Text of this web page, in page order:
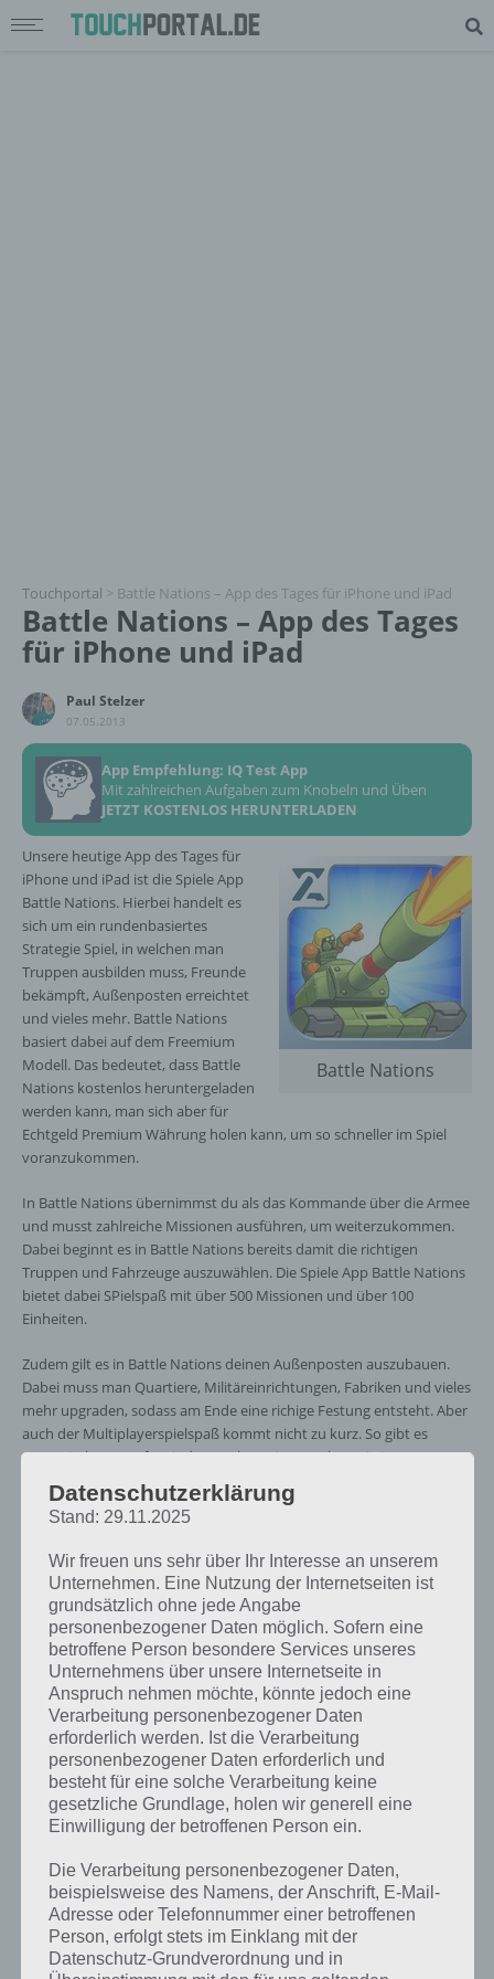
Touchportal > Battle Nations – App des Tages für iPhone und iPad
Battle Nations – App des Tages
für iPhone und iPad
Paul Stelzer
07.05.2013
App Empfehlung: IQ Test App
Mit zahlreichen Aufgaben zum Knobeln und Üben
JETZT KOSTENLOS HERUNTERLADEN
Battle Nations
Unsere heutige App des Tages für
iPhone und iPad ist die Spiele App
Battle Nations. Hierbei handelt es
sich um ein rundenbasiertes
Strategie Spiel, in welchen man
Truppen ausbilden muss, Freunde
bekämpft, Außenposten erreichtet
und vieles mehr. Battle Nations
basiert dabei auf dem Freemium
Modell. Das bedeutet, dass Battle
Nations kostenlos heruntergeladen
werden kann, man sich aber für
Echtgeld Premium Währung holen kann, um so schneller im Spiel
voranzukommen.
In Battle Nations übernimmst du als das Kommande über die Armee
und musst zahlreiche Missionen ausführen, um weiterzukommen.
Dabei beginnt es in Battle Nations bereits damit die richtigen
Truppen und Fahrzeuge auszuwählen. Die Spiele App Battle Nations
bietet dabei SPielspaß mit über 500 Missionen und über 100
Einheiten.
Zudem gilt es in Battle Nations deinen Außenposten auszubauen.
Dabei muss man Quartiere, Militäreinrichtungen, Fabriken und vieles
mehr upgraden, sodass am Ende eine richige Festung entsteht. Aber
auch der Multiplayerspielspaß kommt nicht zu kurz. So gibt es
strategische Kämpfe mit der Battle Nations Welt sowie in PvP
Kämpfen gegen Freunde und andere Spieler zu sehenswerten
Kämpfen.
Umsetzung, die Battle Nations zu einer tollen App macht. Um Battle
Nations überhaupt spielen zu können, ist allerdings eine
Internetverbindung Voraussetzung, damit man auf die Server
zugreifen kann.
Datenschutzerklärung
Stand: 29.11.2025
Wir freuen uns sehr über Ihr Interesse an unserem
Unternehmen. Eine Nutzung der Internetseiten ist
grundsätzlich ohne jede Angabe
personenbezogener Daten möglich. Sofern eine
betroffene Person besondere Services unseres
Unternehmens über unsere Internetseite in
Anspruch nehmen möchte, könnte jedoch eine
Verarbeitung personenbezogener Daten
erforderlich werden. Ist die Verarbeitung
personenbezogener Daten erforderlich und
besteht für eine solche Verarbeitung keine
gesetzliche Grundlage, holen wir generell eine
Einwilligung der betroffenen Person ein.
Die Verarbeitung personenbezogener Daten,
beispielsweise des Namens, der Anschrift, E-Mail-
Adresse oder Telefonnummer einer betroffenen
Person, erfolgt stets im Einklang mit der
Datenschutz-Grundverordnung und in